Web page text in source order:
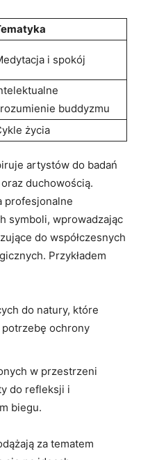
i spokój
buddyzmu
życia
artystów do badań
duchowością.
profesjonalne
symboli, wprowadzając
do współczesnych
Przykładem
do natury, które
ochrony
w przestrzeni
do refleksji i
biegu.
za tematem